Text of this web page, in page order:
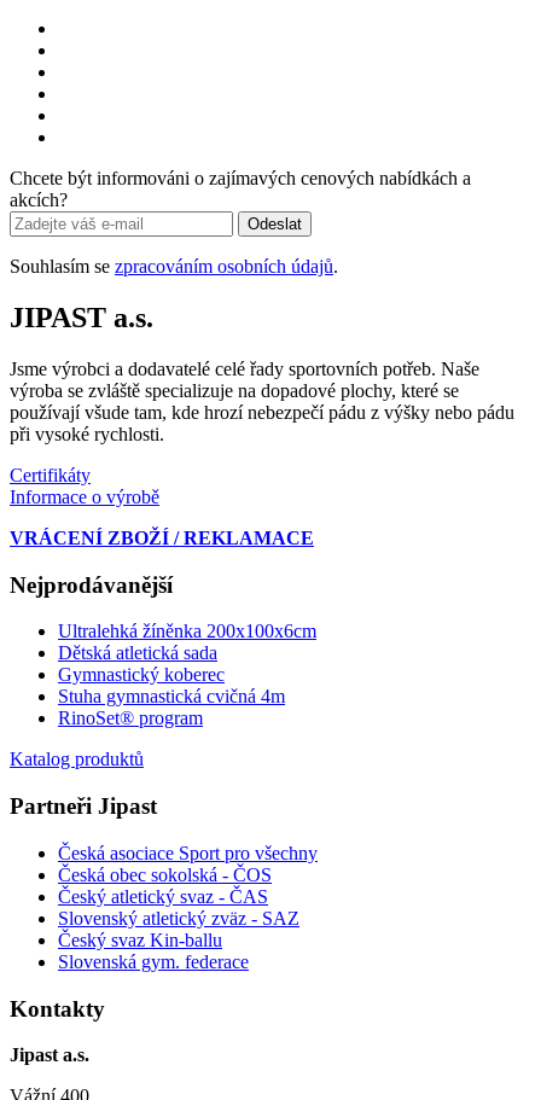
Chcete být informováni o zajímavých cenových nabídkách a
akcích?
Odeslat
Souhlasím se zpracováním osobních údajů.
JIPAST a.s.
Jsme výrobci a dodavatelé celé řady sportovních potřeb. Naše
výroba se zvláště specializuje na dopadové plochy, které se
používají všude tam, kde hrozí nebezpečí pádu z výšky nebo pádu
při vysoké rychlosti.
Certifikáty
Informace o výrobě
VRÁCENÍ ZBOŽÍ / REKLAMACE
Nejprodávanější
Ultralehká žíněnka 200x100x6cm
Dětská atletická sada
Gymnastický koberec
Stuha gymnastická cvičná 4m
RinoSet® program
Katalog produktů
Partneři Jipast
Česká asociace Sport pro všechny
Česká obec sokolská - ČOS
Český atletický svaz - ČAS
Slovenský atletický zväz - SAZ
Český svaz Kin-ballu
Slovenská gym. federace
Kontakty
Jipast a.s.